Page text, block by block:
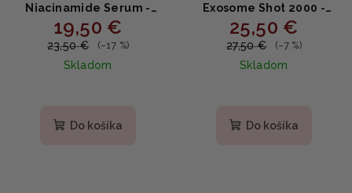
Niacinamide Serum -
Rozjasňujúce sérum s
20% niacínamidom,
ananásovou vodou a
glutatiónom 30ml
19,50 €
23,50 € (–17 %)
Skladom
Do košíka
Exosome Shot 2000 -
Upokojujúce sérum s
kyselinou azelaovou,
exozómami a
mikrospikulami 30ml
25,50 €
27,50 € (–7 %)
Skladom
Do košíka